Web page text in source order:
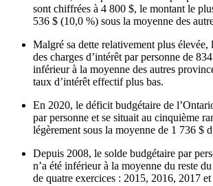
sont chiffrées à 4 800 $, le montant le
536 $ (10,0 %) sous la moyenne des
Malgré sa dette relativement plus élevée,
des charges d’intérêt par personne de
inférieur à la moyenne des autres
taux d’intérêt effectif plus bas.
En 2020, le déficit budgétaire de
par personne et se situait au cinquième
légèrement sous la moyenne de 1 736 $
Depuis 2008, le solde budgétaire par
n’a été inférieur à la moyenne du reste
de quatre exercices : 2015, 2016, 2017